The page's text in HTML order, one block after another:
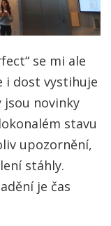
se mi ale
i dost vystihuje
jsou novinky
stavu
upozornění,
stáhly.
je čas